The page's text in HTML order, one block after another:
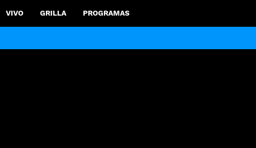
VIVO GRILLA PROGRAMAS